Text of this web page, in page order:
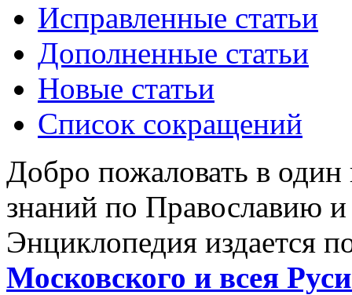
Исправленные статьи
Дополненные статьи
Новые статьи
Список сокращений
Добро пожаловать в
знаний по Православию
Энциклопедия издается
Московского и всея